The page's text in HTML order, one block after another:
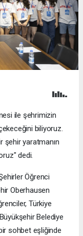
ile şehrimizin
biliyoruz.
şehir yaratmanın
dedi.
Öğrenci
Oberhausen
Türkiye
Belediye
sohbet eşliğinde